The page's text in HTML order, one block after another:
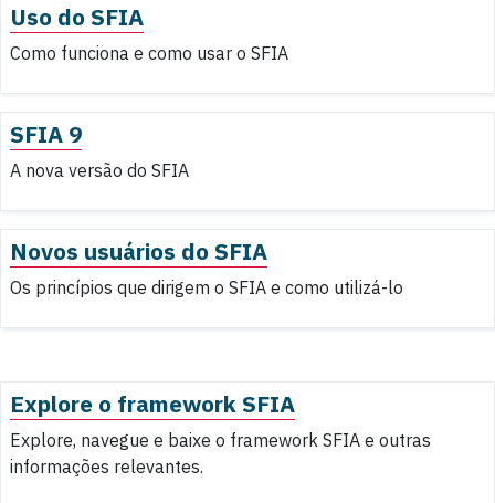
Uso do SFIA
Como funciona e como usar o SFIA
SFIA 9
A nova versão do SFIA
Novos usuários do SFIA
Os princípios que dirigem o SFIA e como utilizá-lo
Explore o framework SFIA
Explore, navegue e baixe o framework SFIA e outras
informações relevantes.